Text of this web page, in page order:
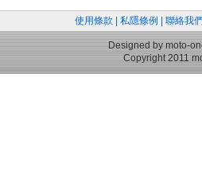
使用條款 私隱條例 聯絡我
Designed by moto-
Copyright 2011